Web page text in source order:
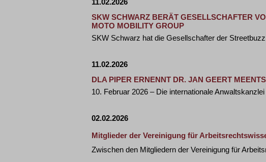
11.02.2026
SKW SCHWARZ BERÄT GESELLSCHAFTER
MOTO MOBILITY GROUP
SKW Schwarz hat die Gesellschafter der
11.02.2026
DLA PIPER ERNENNT DR. JAN GEERT
10. Februar 2026 – Die internationale
02.02.2026
Mitglieder der Vereinigung für
Zwischen den Mitgliedern der Vereinigung für